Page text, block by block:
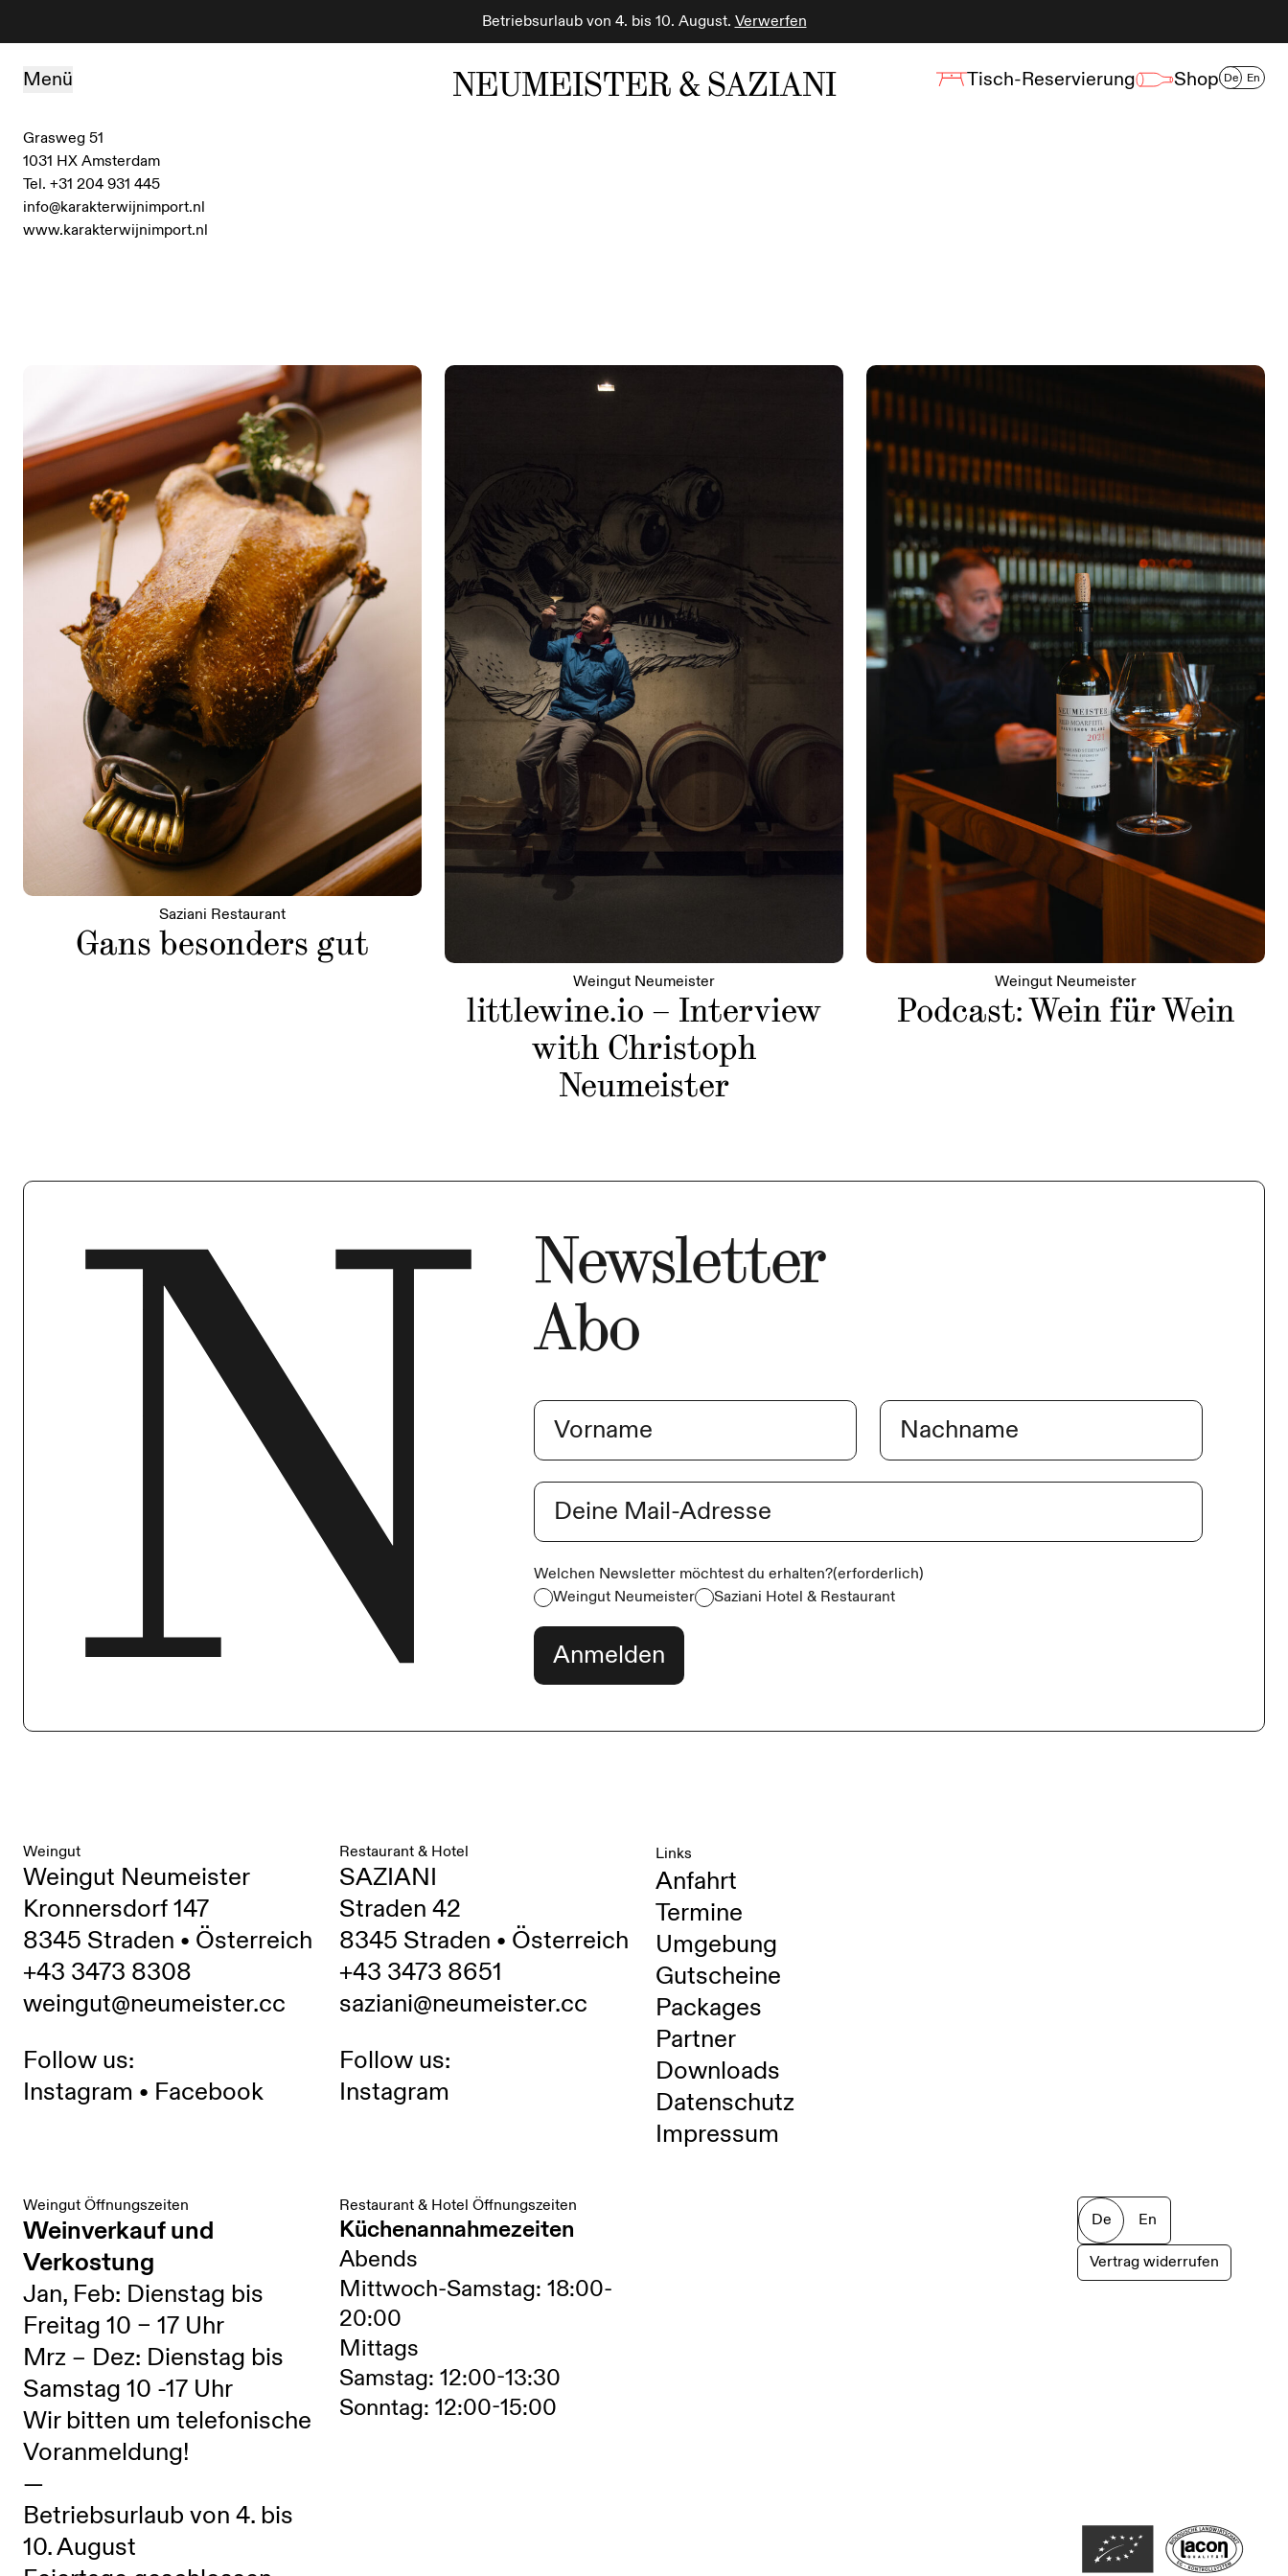
Betriebsurlaub von 4. bis 10. August. Verwerfen
Menü NEUMEISTER & SAZIANI Tisch-Reservierung Shop De En
Grasweg 51
1031 HX Amsterdam
Tel. +31 204 931 445
info@karakterwijnimport.nl
www.karakterwijnimport.nl
Saziani Restaurant
Gans besonders gut
Weingut Neumeister
littlewine.io – Interview
with Christoph
Neumeister
Weingut Neumeister
Podcast: Wein für Wein
Newsletter
Abo
Name
E-Mail
Welchen Newsletter möchtest du erhalten?(erforderlich)
Weingut Neumeister
Saziani Hotel & Restaurant
Weingut
Weingut Neumeister
Kronnersdorf 147
8345 Straden • Österreich
+43 3473 8308
weingut@neumeister.cc
Follow us:
Instagram • Facebook
Weingut Öffnungszeiten
Weinverkauf und
Verkostung
Jan, Feb: Dienstag bis
Freitag 10 – 17 Uhr
Mrz – Dez: Dienstag bis
Samstag 10 -17 Uhr
Wir bitten um telefonische
Voranmeldung!
—
Betriebsurlaub von 4. bis
10. August
Restaurant & Hotel
SAZIANI
Straden 42
8345 Straden • Österreich
+43 3473 8651
saziani@neumeister.cc
Follow us:
Instagram
Restaurant & Hotel Öffnungszeiten
Küchenannahmezeiten
Abends
Mittwoch-Samstag: 18:00-
20:00
Mittags
Samstag: 12:00-13:30
Sonntag: 12:00-15:00
Links
Anfahrt
Termine
Umgebung
Gutscheine
Packages
Partner
Downloads
Datenschutz
Impressum
De En
Vertrag widerrufen